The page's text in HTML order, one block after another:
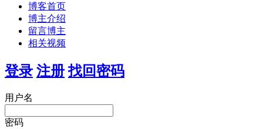
博客首页
博主介绍
留言博主
相关视频
登录 注册 找回密码
用户名
密码